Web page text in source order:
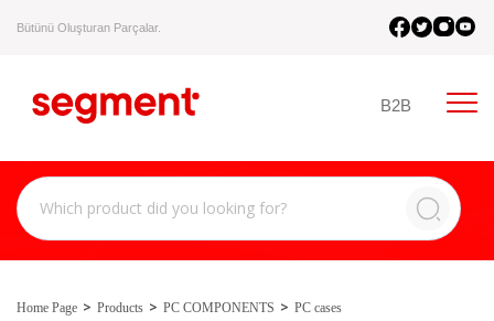
Bütünü Oluşturan Parçalar.
B2B
Home Page Products PC COMPONENTS PC cases